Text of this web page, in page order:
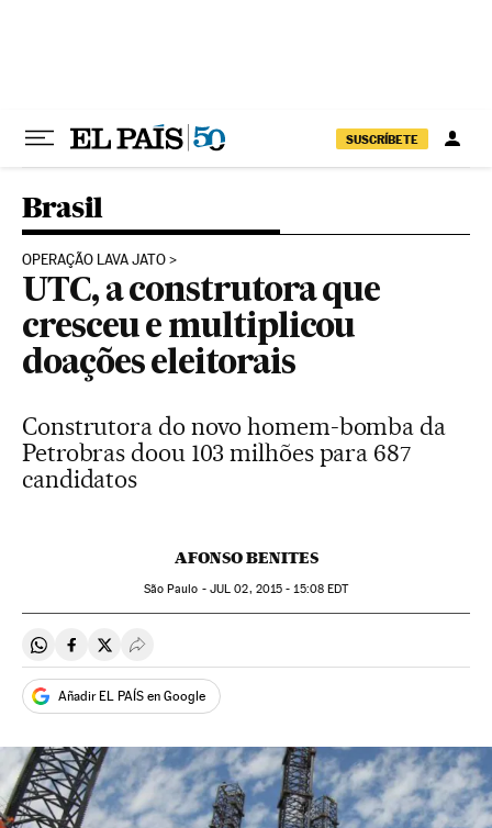
SUSCRÍBETE
Brasil
OPERAÇÃO LAVA JATO
UTC, a construtora que
cresceu e multiplicou
doações eleitorais
Construtora do novo homem-bomba da
Petrobras doou 103 milhões para 687
candidatos
AFONSO BENITES
São Paulo - JUL 02, 2015 - 15:08EDT
Compartir en Whatsapp
Compartir en Facebook
Compartir en Twitter
Desplegar Redes Sociales
Añadir EL PAÍS en Google